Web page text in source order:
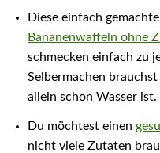
Diese einfach
Bananenwaffeln ohne
schmecken einfach zu
Selbermachen
allein schon Wasser ist.
Du möchtest einen
nicht viele Zutaten